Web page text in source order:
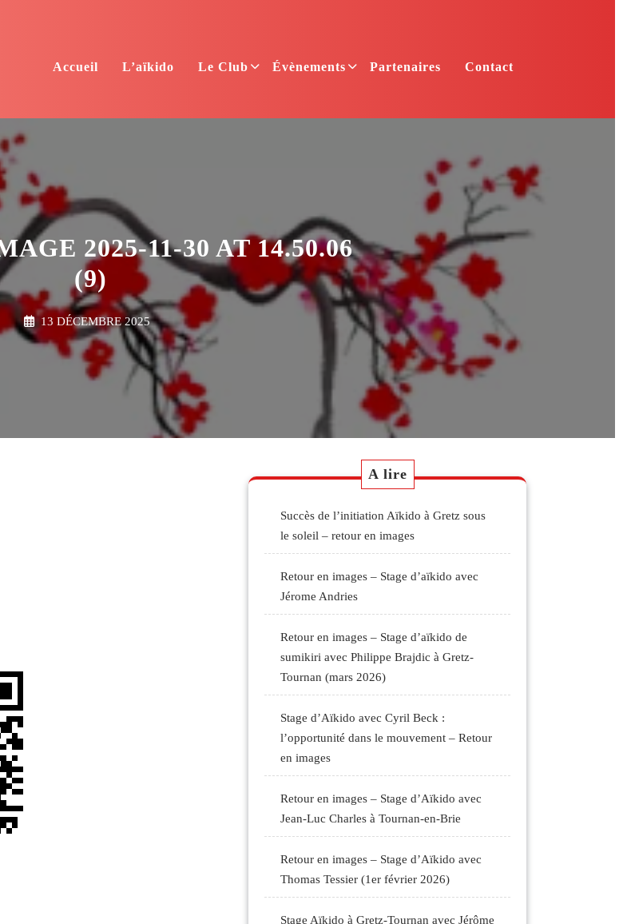
Accueil L’aïkido Le Club Évènements Partenaires Contact
2025-11-30 AT 14.50.06
(9)
13 DÉCEMBRE 2025
A lire
Succès de l’initiation Aïkido à Gretz sous
le soleil – retour en images
Retour en images – Stage d’aïkido avec
Jérome Andries
Retour en images – Stage d’aïkido de
sumikiri avec Philippe Brajdic à Gretz-
Tournan (mars 2026)
Stage d’Aïkido avec Cyril Beck :
l’opportunité dans le mouvement – Retour
en images
Retour en images – Stage d’Aïkido avec
Jean-Luc Charles à Tournan-en-Brie
Retour en images – Stage d’Aïkido avec
Thomas Tessier (1er février 2026)
Stage Aïkido à Gretz-Tournan avec Jérôme